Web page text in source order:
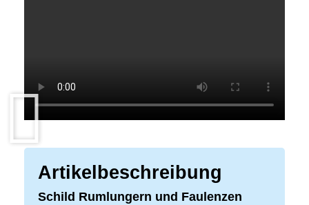
Artikelbeschreibung
Schild Rumlungern und Faulenzen